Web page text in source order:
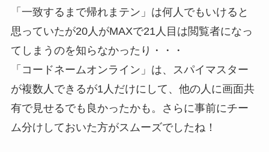
「一致するまで帰れまテン」は何人でもいけると
思っていたが20人がMAXで21人目は閲覧者になっ
てしまうのを知らなかったり・・・
「コードネームオンライン」は、スパイマスター
が複数人できるが1人だけにして、他の人に画面共
有で見せるでも良かったかも。さらに事前にチー
ム分けしておいた方がスムーズでしたね！